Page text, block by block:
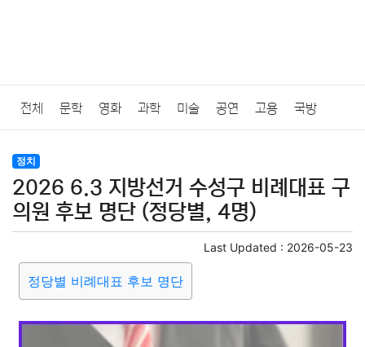
전체 문학 영화 과학 미술 공연 고용 국방
법률
질병 가요 방송 일상 주식 암호화폐 블록체인
미용 증권 인테리어
요리 상품리뷰 원예 금융
자동차 취미 여행 컴퓨터
정치
2026 6.3 지방선거 수성구 비례대표 구
의원 후보 명단 (정당별, 4명)
Last Updated : 2026-05-23
정당별 비례대표 후보 명단